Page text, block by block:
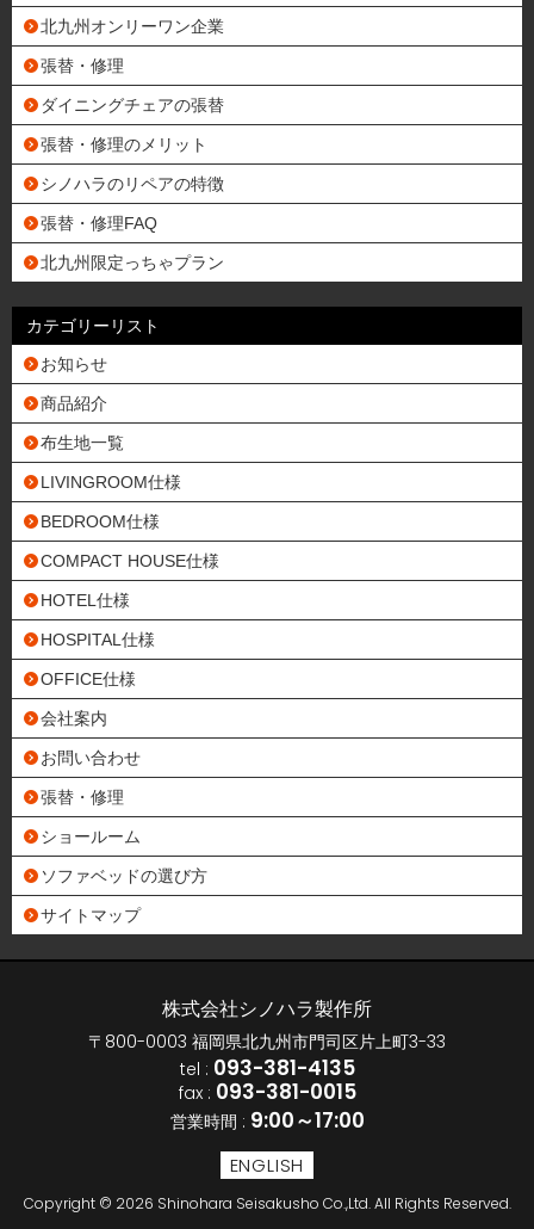
北九州オンリーワン企業
張替・修理
ダイニングチェアの張替
張替・修理のメリット
シノハラのリペアの特徴
張替・修理FAQ
北九州限定っちゃプラン
カテゴリーリスト
お知らせ
商品紹介
布生地一覧
LIVINGROOM仕様
BEDROOM仕様
COMPACT HOUSE仕様
HOTEL仕様
HOSPITAL仕様
OFFICE仕様
会社案内
お問い合わせ
張替・修理
ショールーム
ソファベッドの選び方
サイトマップ
株式会社シノハラ製作所
〒800-0003 福岡県北九州市門司区片上町3-33
tel : 093-381-4135
fax : 093-381-0015
営業時間 : 9:00～17:00
ENGLISH
Copyright © 2026 Shinohara Seisakusho Co.,Ltd. All Rights Reserved.